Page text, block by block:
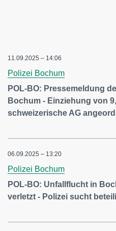
11.09.2025 – 14:06
Polizei Bochum
POL-BO: Pressemeldung
Bochum - Einziehung von
schweizerische AG
06.09.2025 – 13:20
Polizei Bochum
POL-BO: Unfallflucht in
verletzt - Polizei sucht